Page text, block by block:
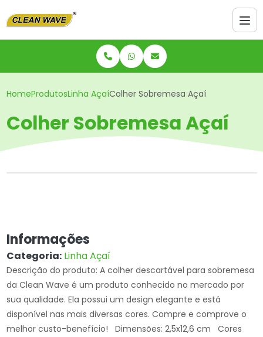
HomeProdutosLinha AçaíColher Sobremesa Açaí
Colher Sobremesa Açaí
Informações
Categoria: Linha Açaí
Descrição do produto: A colher descartável para sobremesa
da Clean Wave é um produto conhecido no mercado por
sua qualidade. Ela possui um design elegante e está
disponível nas mais diversas cores. Compre e comprove o
melhor custo-benefício! Dimensões: 2,5x12,6 cm Cores